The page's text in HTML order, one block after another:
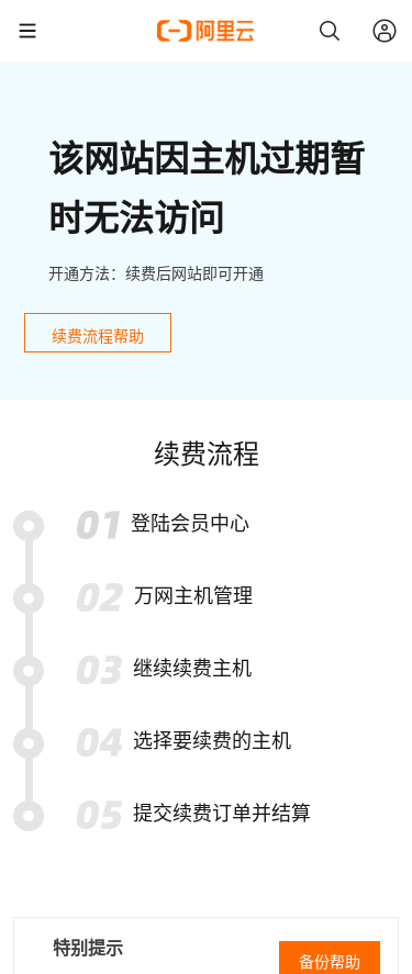
该网站因主机过期暂
时无法访问
开通方法：续费后网站即可开通
续费流程帮助
续费流程
登陆会员中心
万网主机管理
继续续费主机
选择要续费的主机
提交续费订单并结算
特别提示
备份帮助